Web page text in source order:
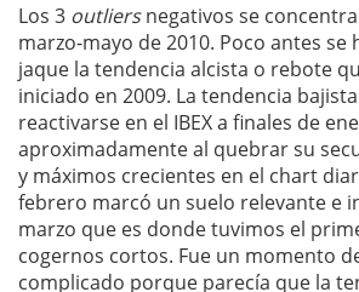
Los 3 outliersnegativos se
marzo-mayo de 2010. Poco antes se
jaque la tendencia alcista o rebote
iniciado en 2009. La tendencia
reactivarse en el IBEX a finales de
aproximadamente al quebrar su
y máximos crecientes en el chart
febrero marcó un suelo relevante e
marzo que es donde tuvimos el
cogernos cortos. Fue un momento
complicado porque parecía que la